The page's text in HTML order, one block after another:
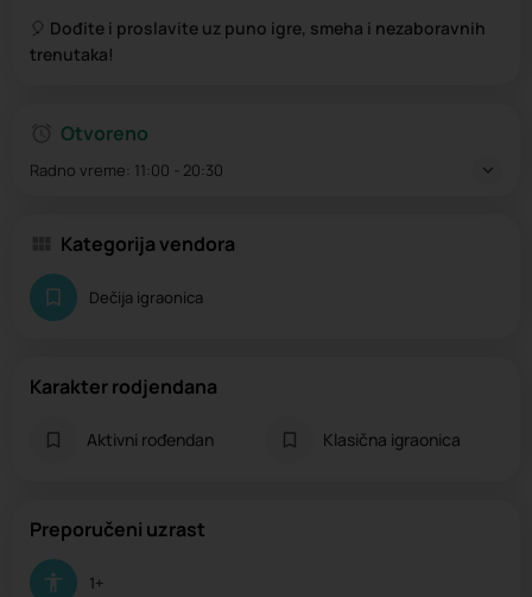
🎈 Dođite i proslavite uz puno igre, smeha i nezaboravnih
trenutaka!
Otvoreno
Radno vreme: 11:00 - 20:30
Kategorija vendora
Dečija igraonica
Karakter rodjendana
Aktivni rođendan Klasična igraonica
Preporučeni uzrast
1+